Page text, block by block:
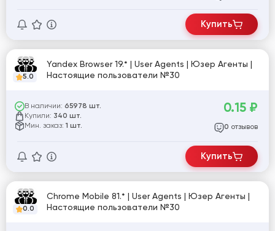
Купить
5.0
Yandex Browser 19.* | User Agents | Юзер Агенты |
Настоящие пользователи №30
В наличии: 65978 шт.
Купили: 340 шт.
Мин. заказ: 1 шт.
0.15 ₽
0 отзывов
Купить
0.0
Chrome Mobile 81.* | User Agents | Юзер Агенты |
Настоящие пользователи №30